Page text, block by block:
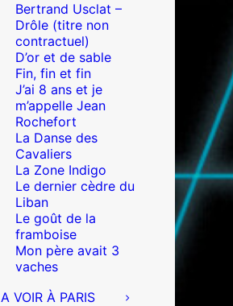
Bertrand Usclat –
Drôle (titre non
contractuel)
D’or et de sable
Fin, fin et fin
J’ai 8 ans et je
m’appelle Jean
Rochefort
La Danse des
Cavaliers
La Zone Indigo
Le dernier cèdre du
Liban
Le goût de la
framboise
Mon père avait 3
vaches
A VOIR À PARIS